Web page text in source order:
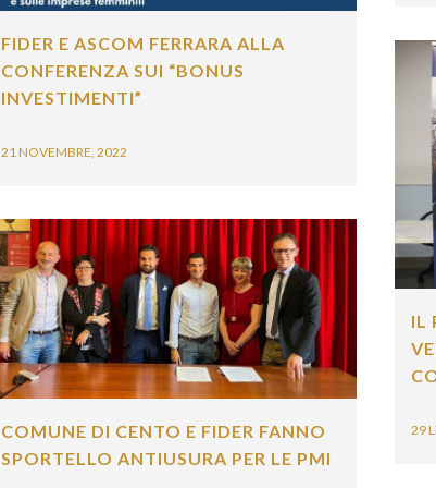
FIDER E ASCOM FERRARA ALLA
CONFERENZA SUI “BONUS
INVESTIMENTI”
21 NOVEMBRE, 2022
IL
29
COMUNE DI CENTO E FIDER FANNO
SPORTELLO ANTIUSURA PER LE PMI